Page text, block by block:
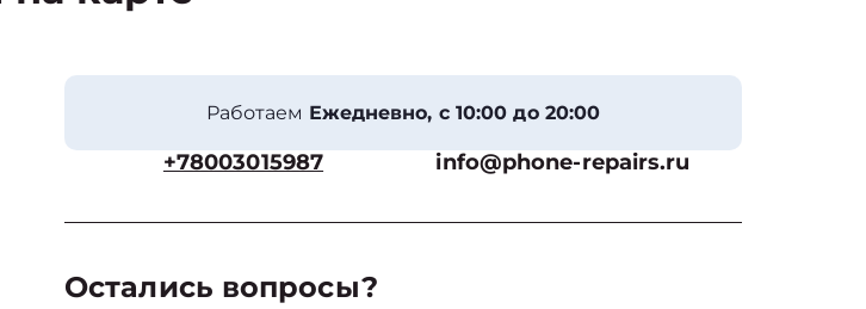
Работаем Ежедневно, с 10:00 до 20:00
+78003015987 info@phone-repairs.ru
Остались вопросы?